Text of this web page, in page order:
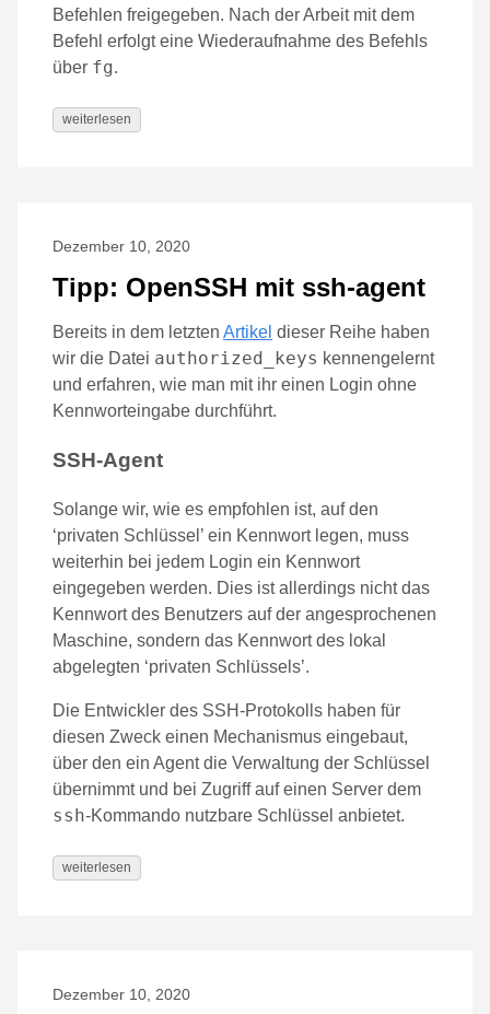
Befehlen freigegeben. Nach der Arbeit mit dem
Befehl erfolgt eine Wiederaufnahme des Befehls
über fg.
weiterlesen
Dezember 10, 2020
Tipp: OpenSSH mit ssh-agent
Bereits in dem letzten Artikel dieser Reihe haben
wir die Datei authorized_keys kennengelernt
und erfahren, wie man mit ihr einen Login ohne
Kennworteingabe durchführt.
SSH-Agent
Solange wir, wie es empfohlen ist, auf den
‘privaten Schlüssel’ ein Kennwort legen, muss
weiterhin bei jedem Login ein Kennwort
eingegeben werden. Dies ist allerdings nicht das
Kennwort des Benutzers auf der angesprochenen
Maschine, sondern das Kennwort des lokal
abgelegten ‘privaten Schlüssels’.
Die Entwickler des SSH-Protokolls haben für
diesen Zweck einen Mechanismus eingebaut,
über den ein Agent die Verwaltung der Schlüssel
übernimmt und bei Zugriff auf einen Server dem
ssh-Kommando nutzbare Schlüssel anbietet.
weiterlesen
Dezember 10, 2020